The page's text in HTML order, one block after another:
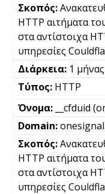
HTTP αιτήματα
στα αντίστοιχα
υπηρεσίες
1 μήνας
HTTP
__cfduid
HTTP αιτήματα
στα αντίστοιχα
υπηρεσίες